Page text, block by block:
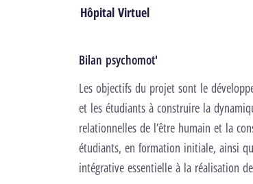
Hôpital Virtuel
Bilan psychomot'
Les objectifs du projet sont le
et les étudiants à construire la
relationnelles de l’être humain et la
étudiants, en formation initiale, ainsi
intégrative essentielle à la réalisation